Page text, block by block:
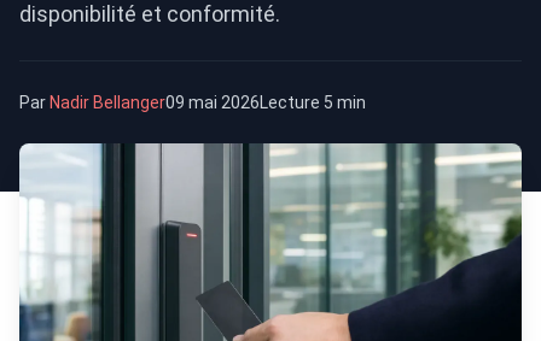
disponibilité et conformité.
Par Nadir Bellanger09 mai 2026Lecture 5 min